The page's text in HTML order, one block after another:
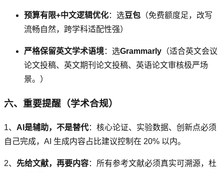
预算有限+中文逻辑优化：选豆包 （免费额度足，改写
流畅自然，跨学科适配性强）
严格保留英文学术语境：选Grammarly （适合英文会议
论文投稿、英文期刊论文投稿、英语论文审核极严场
景。）
六、重要提醒（学术合规）
1、 AI是辅助，不是替代：核心论证、实验数据、创新点必须
自己完成，AI 生成内容占比建议控制在 20% 以内。
2、 先给文献，再要内容：所有参考文献必须真实可溯源，杜